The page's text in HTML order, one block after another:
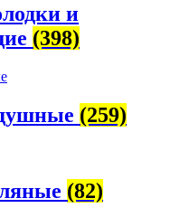
и
(398)
(259)
(82)